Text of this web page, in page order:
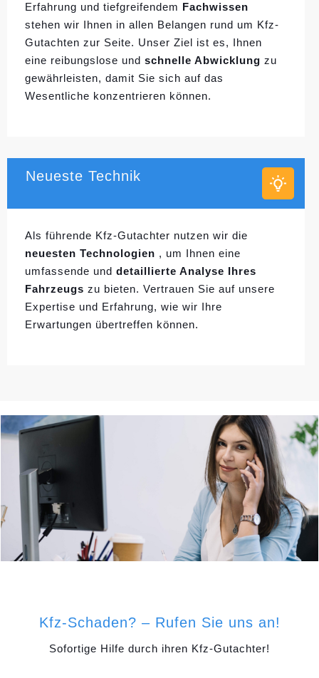
Erfahrung und tiefgreifendem Fachwissen
stehen wir Ihnen in allen Belangen rund um Kfz-
Gutachten zur Seite. Unser Ziel ist es, Ihnen
eine reibungslose und schnelle Abwicklung zu
gewährleisten, damit Sie sich auf das
Wesentliche konzentrieren können.
Neueste Technik
Als führende Kfz-Gutachter nutzen wir die
neuesten Technologien , um Ihnen eine
umfassende und detaillierte Analyse Ihres
Fahrzeugs zu bieten. Vertrauen Sie auf unsere
Expertise und Erfahrung, wie wir Ihre
Erwartungen übertreffen können.
Kfz-Schaden? – Rufen Sie uns an!
Sofortige Hilfe durch ihren Kfz-Gutachter!